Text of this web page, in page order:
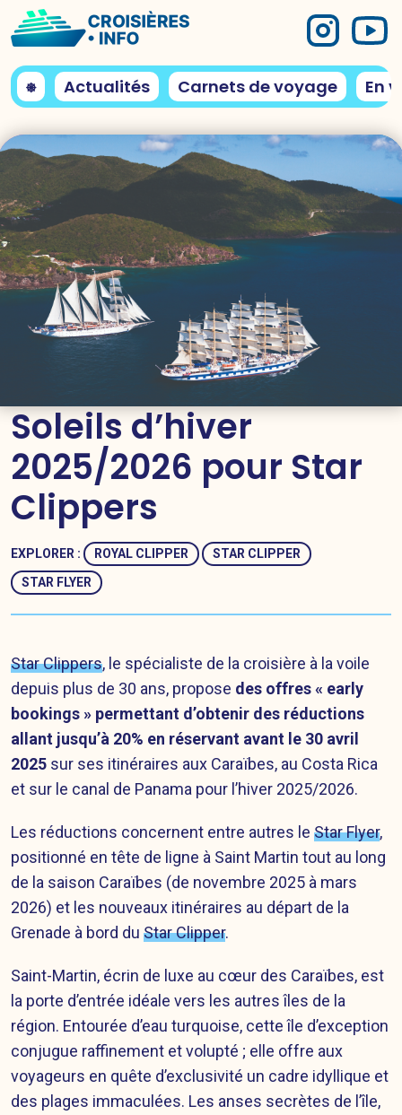
⎈ Actualités Carnets de voyage En
Soleils d’hiver
2025/2026 pour Star
Clippers
EXPLORER : ROYAL CLIPPER
STAR CLIPPER
STAR FLYER
Star Clippers, le spécialiste de la croisière à la voile
depuis plus de 30 ans, propose des offres « early
bookings » permettant d’obtenir des réductions
allant jusqu’à 20% en réservant avant le 30 avril
2025 sur ses itinéraires aux Caraïbes, au Costa Rica
et sur le canal de Panama pour l’hiver 2025/2026.
Les réductions concernent entre autres le Star Flyer,
positionné en tête de ligne à Saint Martin tout au long
de la saison Caraïbes (de novembre 2025 à mars
2026) et les nouveaux itinéraires au départ de la
Grenade à bord du Star Clipper.
Saint-Martin, écrin de luxe au cœur des Caraïbes, est
la porte d’entrée idéale vers les autres îles de la
région. Entourée d’eau turquoise, cette île d’exception
conjugue raffinement et volupté ; elle offre aux
voyageurs en quête d’exclusivité un cadre idyllique et
des plages immaculées. Les anses secrètes de l’île,